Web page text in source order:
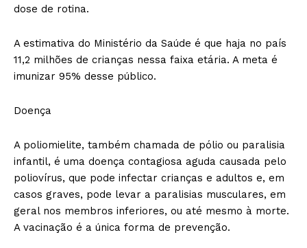
dose de rotina.
A estimativa do Ministério da Saúde é que haja no país
11,2 milhões de crianças nessa faixa etária. A meta é
imunizar 95% desse público.
Doença
A poliomielite, também chamada de pólio ou paralisia
infantil, é uma doença contagiosa aguda causada pelo
poliovírus, que pode infectar crianças e adultos e, em
casos graves, pode levar a paralisias musculares, em
geral nos membros inferiores, ou até mesmo à morte.
A vacinação é a única forma de prevenção.